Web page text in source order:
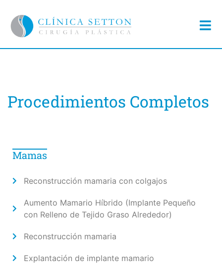
Procedimientos Completos
Mamas
Reconstrucción mamaria con colgajos
Aumento Mamario Híbrido (Implante Pequeño
con Relleno de Tejido Graso Alrededor)
Reconstrucción mamaria
Explantación de implante mamario